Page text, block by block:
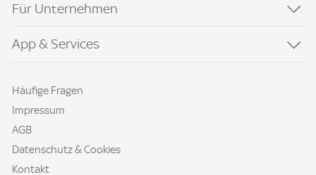
Für Unternehmen
App & Services
Häufige Fragen
Impressum
AGB
Datenschutz & Cookies
Kontakt